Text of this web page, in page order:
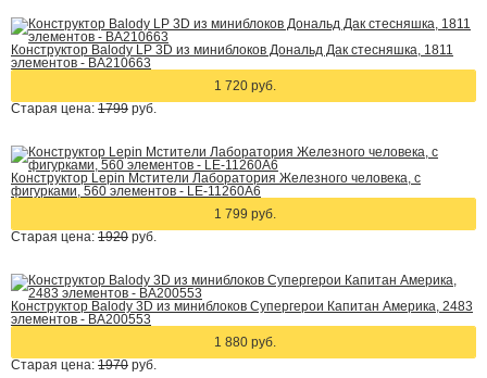
Конструктор Balody LP 3D из миниблоков Дональд Дак стесняшка, 1811
элементов - BA210663
1 720 руб.
Старая цена: 1799 руб.
Конструктор Lepin Мстители Лаборатория Железного человека, с
фигурками, 560 элементов - LE-11260A6
1 799 руб.
Старая цена: 1920 руб.
Конструктор Balody 3D из миниблоков Супергерои Капитан Америка, 2483
элементов - BA200553
1 880 руб.
Старая цена: 1970 руб.